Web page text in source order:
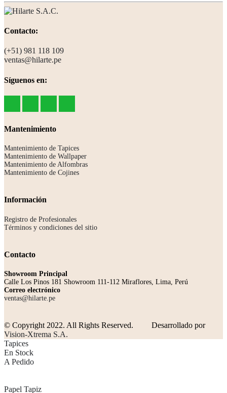
Contacto:
(+51) 981 118 109
ventas@hilarte.pe
Síguenos en:
Mantenimiento
Mantenimiento de Tapices
Mantenimiento de Wallpaper
Mantenimiento de Alfombras
Mantenimiento de Cojines
Información
Registro de Profesionales
Términos y condiciones del sitio
Contacto
Showroom Principal
Calle Los Pinos 181 Showroom 111-112 Miraflores, Lima, Perú
Correo electrónico
ventas@hilarte.pe
© Copyright 2022. All Rights Reserved.
Desarrollado por
Vision-Xtrema S.A.
Tapices
En Stock
A Pedido
Papel Tapiz